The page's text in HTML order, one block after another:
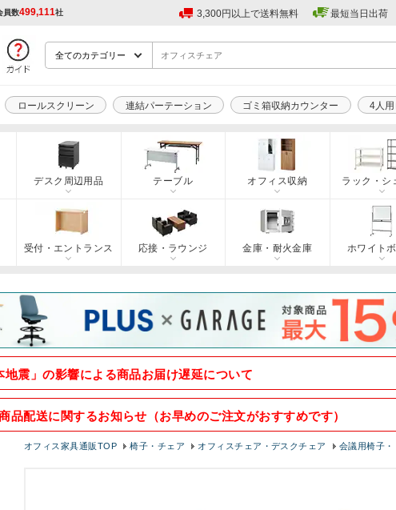
員数499,111社 3,300円以上で送料無料 最短当日出荷
ロールスクリーン 連結パーテーション ゴミ箱収納カウンター 4人
デスク周辺用品 テーブル オフィス収納 ラック・シ
受付・エントランス 応接・ラウンジ 金庫・耐火金庫 ホワイト
地震」の影響による商品お届け遅延について
品配送に関するお知らせ（お早めのご注文がおすすめです）
オフィス家具通販TOP 椅子・チェア オフィスチェア・デスクチェア 会議用椅子